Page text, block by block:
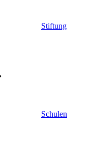
Stiftung
Schulen